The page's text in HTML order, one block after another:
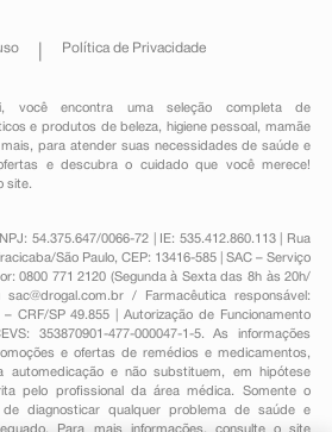
Política de Privacidade
você encontra uma seleção completa de
e produtos de beleza, higiene pessoal ,mamãe
para atender suas necessidades de saúde e
e descubra o cuidado que você merece!
site.
54.375.647/0066-72 | IE: 535.412.860.113 | Rua
São Paulo, CEP: 13416-585 | SAC – Serviço
0800 771 2120 (Segunda à Sexta das 8h às 20h/
sac@drogal.com.br/ Farmacêutica responsável:
CRF/SP 49.855 | Autorização de Funcionamento
353870901-477-000047-1-5. As informações
e ofertas de remédios e medicamentos,
automedicação e não substituem, em hipótese
pelo profissional da área médica. Somente o
diagnosticar qualquer problema de saúde e
Para mais informações, consulte o site